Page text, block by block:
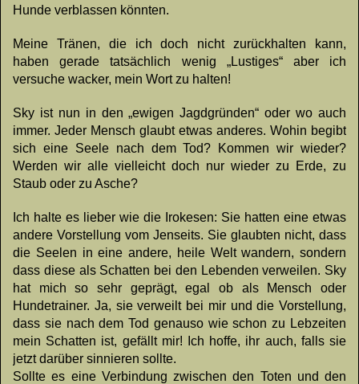
Hunde verblassen könnten.
Meine Tränen, die ich doch nicht zurückhalten kann,
haben gerade tatsächlich wenig „Lustiges“ aber ich
versuche wacker, mein Wort zu halten!
Sky ist nun in den „ewigen Jagdgründen“ oder wo auch
immer. Jeder Mensch glaubt etwas anderes. Wohin begibt
sich eine Seele nach dem Tod? Kommen wir wieder?
Werden wir alle vielleicht doch nur wieder zu Erde, zu
Staub oder zu Asche?
Ich halte es lieber wie die Irokesen: Sie hatten eine etwas
andere Vorstellung vom Jenseits. Sie glaubten nicht, dass
die Seelen in eine andere, heile Welt wandern, sondern
dass diese als Schatten bei den Lebenden verweilen. Sky
hat mich so sehr geprägt, egal ob als Mensch oder
Hundetrainer. Ja, sie verweilt bei mir und die Vorstellung,
dass sie nach dem Tod genauso wie schon zu Lebzeiten
mein Schatten ist, gefällt mir! Ich hoffe, ihr auch, falls sie
jetzt darüber sinnieren sollte.
Sollte es eine Verbindung zwischen den Toten und den